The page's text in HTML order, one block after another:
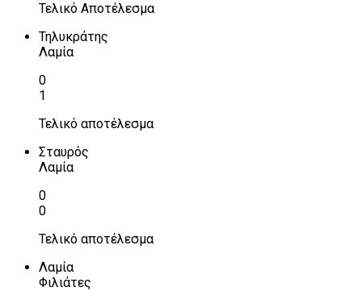
Τελικό Αποτέλεσμα
Τηλυκράτης
Λαμία
0
1
Τελικό αποτέλεσμα
Σταυρός
Λαμία
0
0
Τελικό αποτέλεσμα
Λαμία
Φιλιάτες